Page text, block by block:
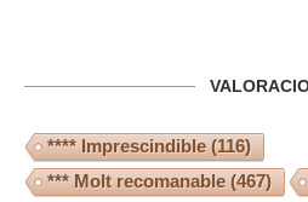
**** Imprescindible(116)
*** Molt recomanable(467)